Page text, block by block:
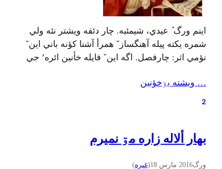
اینم ورگ ٚ عیدي، شيمئبه. چار دئقه ويشتر نئه ولي
شمره يکته پيله آهنگسازˇ همرأ آشنا کؤنه باني اينˇ
نؤمي اثر: چارفصل. اگه اينˇ فايله خأنين ائره’ جي
هي جير اي کۊتا فيلمه بنیشین: یا شایدأني شيمئبه’م
مي مۊرسؤن یۊتۊب سانسۊر بۊبؤره، پس اگه
… ويشته بۊخؤنين
2
بهار ألاله زاره مۊ نميرم
ورگ2016 مارس 18 (غىره)